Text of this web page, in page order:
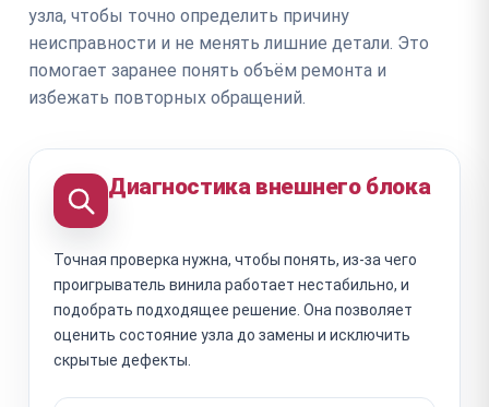
узла, чтобы точно определить причину
неисправности и не менять лишние детали. Это
помогает заранее понять объём ремонта и
избежать повторных обращений.
Диагностика внешнего блока
Точная проверка нужна, чтобы понять, из-за чего
проигрыватель винила работает нестабильно, и
подобрать подходящее решение. Она позволяет
оценить состояние узла до замены и исключить
скрытые дефекты.